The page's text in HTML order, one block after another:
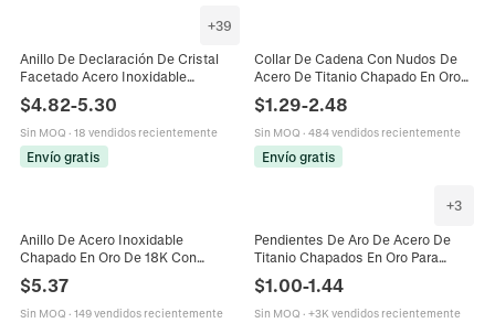
+39
Anillo De Declaración De Cristal
Facetado Acero Inoxidable
Geométrico Grueso Joyería De
Cóctel Para Hombres Y Mujeres
Estilo Retro
$4.82-5.30
Sin MOQ · 18 vendidos recientemente
Envío gratis
Collar De Cadena Con Nudos De
Acero De Titanio Chapado En Oro
De 18K Estilo Hip Hop Punk
Eslabones Gruesos Unisex
$1.29-2.48
Sin MOQ · 484 vendidos recientemente
Envío gratis
Anillo De Acero Inoxidable
Chapado En Oro De 18K Con
Gruesa Joyería Retro Para Mujer
$5.37
Sin MOQ · 149 vendidos recientemente
+3
Pendientes De Aro De Acero De
Titanio Chapados En Oro Para
Retorcido Minimalista
$1.00-1.44
Sin MOQ · +3K vendidos recientemente